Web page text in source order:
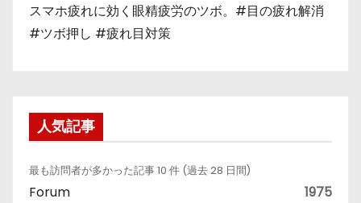
スマホ疲れに効く眼精疲労のツボ。#目の疲れ解消
#ツボ押し #疲れ目対策
人気記事
最も訪問者が多かった記事 10 件 (過去 28 日間)
Forum 1975